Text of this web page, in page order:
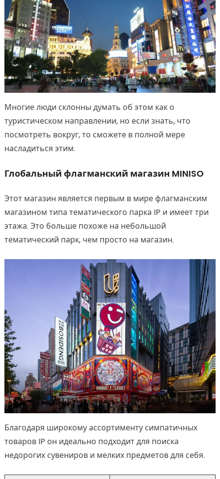
Многие люди склонны думать об этом как о
туристическом направлении, но если знать, что
посмотреть вокруг, то сможете в полной мере
насладиться этим.
Глобальный флагманский магазин MINISO
Этот магазин является первым в мире флагманским
магазином типа тематического парка IP и имеет три
этажа. Это больше похоже на небольшой
тематический парк, чем просто на магазин.
Благодаря широкому ассортименту симпатичных
товаров IP он идеально подходит для поиска
недорогих сувениров и мелких предметов для себя.